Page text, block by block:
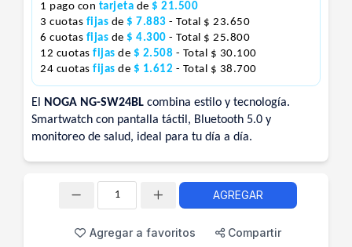
1 pago con tarjeta de $ 21.500
3 cuotas fijas de $ 7.883 - Total $ 23.650
6 cuotas fijas de $ 4.300 - Total $ 25.800
12 cuotas fijas de $ 2.508 - Total $ 30.100
24 cuotas fijas de $ 1.612 - Total $ 38.700
El NOGA NG-SW24BL combina estilo y tecnología.
Smartwatch con pantalla táctil, Bluetooth 5.0 y
monitoreo de salud, ideal para tu día a día.
AGREGAR
Agregar a favoritos Compartir